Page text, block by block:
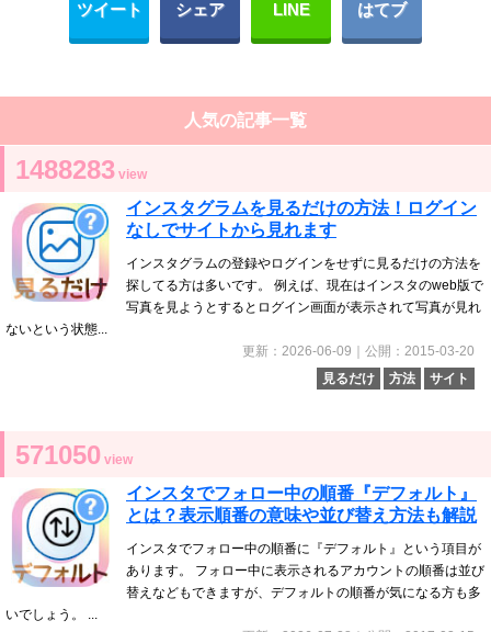
ツイート シェア LINE はてブ
人気の記事一覧
1488283 view
インスタグラムを見るだけの方法！ログイン
なしでサイトから見れます
インスタグラムの登録やログインをせずに見るだけの方法を
探してる方は多いです。 例えば、現在はインスタのweb版で
写真を見ようとするとログイン画面が表示されて写真が見れ
ないという状態...
更新：2026-06-09｜公開：2015-03-20
見るだけ
方法 サイト
571050 view
インスタでフォロー中の順番『デフォルト』
とは？表示順番の意味や並び替え方法も解説
インスタでフォロー中の順番に『デフォルト』という項目が
あります。 フォロー中に表示されるアカウントの順番は並び
替えなどもできますが、デフォルトの順番が気になる方も多
いでしょう。 ...